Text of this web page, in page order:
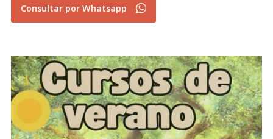
Consultar por Whatsapp